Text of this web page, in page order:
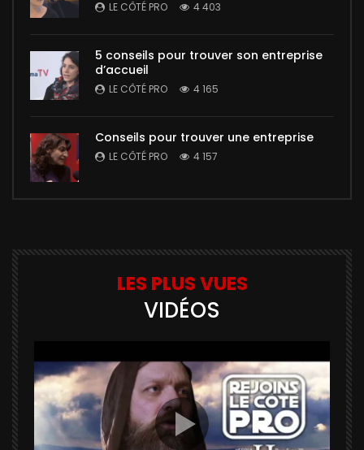
LE CÔTÉ PRO 4 403
5 conseils pour trouver son entreprise
d’accueil
LE CÔTÉ PRO 4 165
Conseils pour trouver une entreprise
LE CÔTÉ PRO 4 157
LES PLUS VUES
VIDÉOS